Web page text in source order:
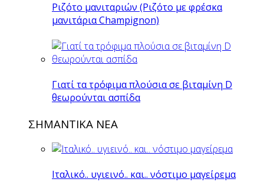
Ριζότο μανιταριών (Ριζότο με φρέσκα
μανιτάρια Champignon)
Γιατί τα τρόφιμα πλούσια σε βιταμίνη D
θεωρούνται ασπίδα
ΣΗΜΑΝΤΙΚΑ ΝΕΑ
Ιταλικό.. υγιεινό.. και.. νόστιμο μαγείρεμα